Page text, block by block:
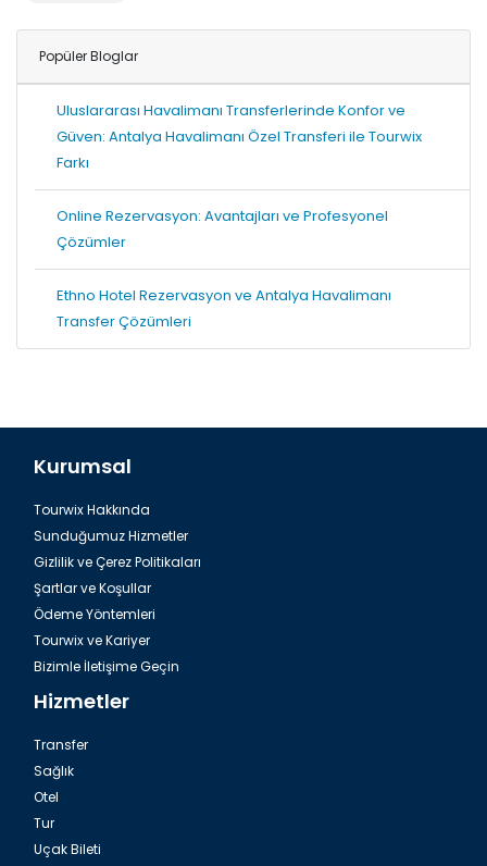
Popüler Bloglar
Uluslararası Havalimanı Transferlerinde Konfor ve
Güven: Antalya Havalimanı Özel Transferi ile Tourwix
Farkı
Online Rezervasyon: Avantajları ve Profesyonel
Çözümler
Ethno Hotel Rezervasyon ve Antalya Havalimanı
Transfer Çözümleri
Kurumsal
Tourwix Hakkında
Sunduğumuz Hizmetler
Gizlilik ve Çerez Politikaları
Şartlar ve Koşullar
Ödeme Yöntemleri
Tourwix ve Kariyer
Bizimle İletişime Geçin
Hizmetler
Transfer
Sağlık
Otel
Tur
Uçak Bileti